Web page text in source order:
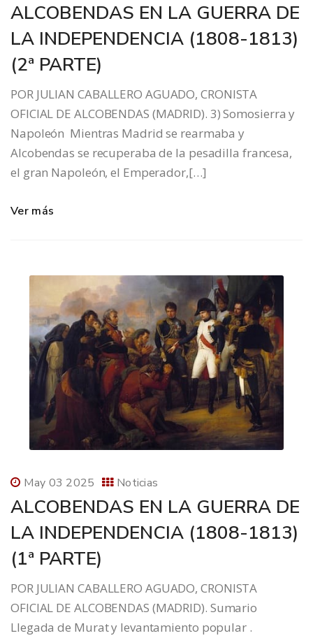
ALCOBENDAS EN LA GUERRA DE
LA INDEPENDENCIA (1808-1813)
(2ª PARTE)
POR JULIAN CABALLERO AGUADO, CRONISTA
OFICIAL DE ALCOBENDAS (MADRID). 3) Somosierra y
Napoleón Mientras Madrid se rearmaba y
Alcobendas se recuperaba de la pesadilla francesa,
el gran Napoleón, el Emperador,[…]
Ver más
May 03 2025 Noticias
ALCOBENDAS EN LA GUERRA DE
LA INDEPENDENCIA (1808-1813)
(1ª PARTE)
POR JULIAN CABALLERO AGUADO, CRONISTA
OFICIAL DE ALCOBENDAS (MADRID). Sumario
Llegada de Murat y levantamiento popular .